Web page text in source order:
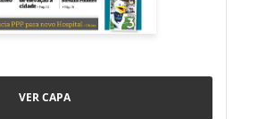
VER CAPA